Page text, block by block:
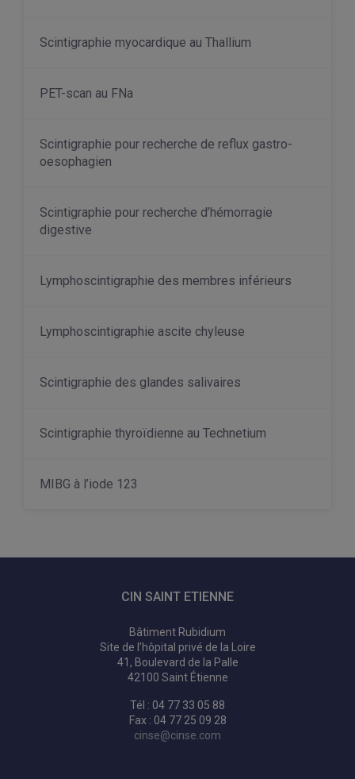
Scintigraphie myocardique au Thallium
PET-scan au FNa
Scintigraphie pour recherche de reflux gastro-
oesophagien
Scintigraphie pour recherche d’hémorragie
digestive
Lymphoscintigraphie des membres inférieurs
Lymphoscintigraphie ascite chyleuse
Scintigraphie des glandes salivaires
Scintigraphie thyroïdienne au Technetium
MIBG à l’iode 123
CIN SAINT ETIENNE
Bâtiment Rubidium
Site de l’hôpital privé de la Loire
41, Boulevard de la Palle
42100 Saint Étienne
Tél : 04 77 33 05 88
Fax : 04 77 25 09 28
cinse@cinse.com